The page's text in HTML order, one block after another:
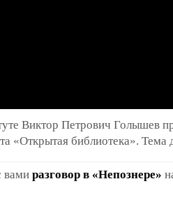
Виктор Петрович Голышев
«Открытая библиотека».
вами разговор в «Непознере»